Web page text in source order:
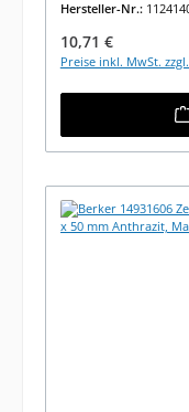
Hersteller-Nr.:
Regulärer Preis:
10,71 €
Preise inkl. MwSt.